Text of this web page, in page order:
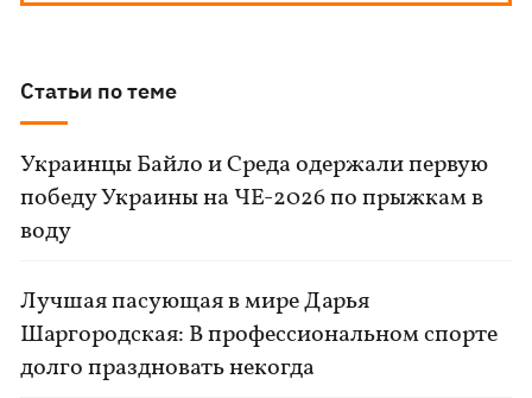
Статьи по теме
Украинцы Байло и Среда одержали первую
победу Украины на ЧЕ-2026 по прыжкам в
воду
Лучшая пасующая в мире Дарья
Шаргородская: В профессиональном спорте
долго праздновать некогда